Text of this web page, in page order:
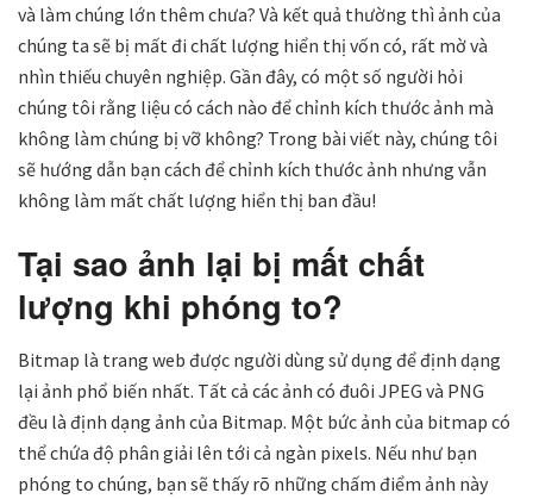
và làm chúng lớn thêm chưa? Và kết quả thường thì ảnh của
chúng ta sẽ bị mất đi chất lượng hiển thị vốn có, rất mờ và
nhìn thiếu chuyên nghiệp. Gần đây, có một số người hỏi
chúng tôi rằng liệu có cách nào để chỉnh kích thước ảnh mà
không làm chúng bị vỡ không? Trong bài viết này, chúng tôi
sẽ hướng dẫn bạn cách để chỉnh kích thước ảnh nhưng vẫn
không làm mất chất lượng hiển thị ban đầu!
Tại sao ảnh lại bị mất chất
lượng khi phóng to?
Bitmap là trang web được người dùng sử dụng để định dạng
lại ảnh phổ biến nhất. Tất cả các ảnh có đuôi JPEG và PNG
đều là định dạng ảnh của Bitmap. Một bức ảnh của bitmap có
thể chứa độ phân giải lên tới cả ngàn pixels. Nếu như bạn
phóng to chúng, bạn sẽ thấy rõ những chấm điểm ảnh này